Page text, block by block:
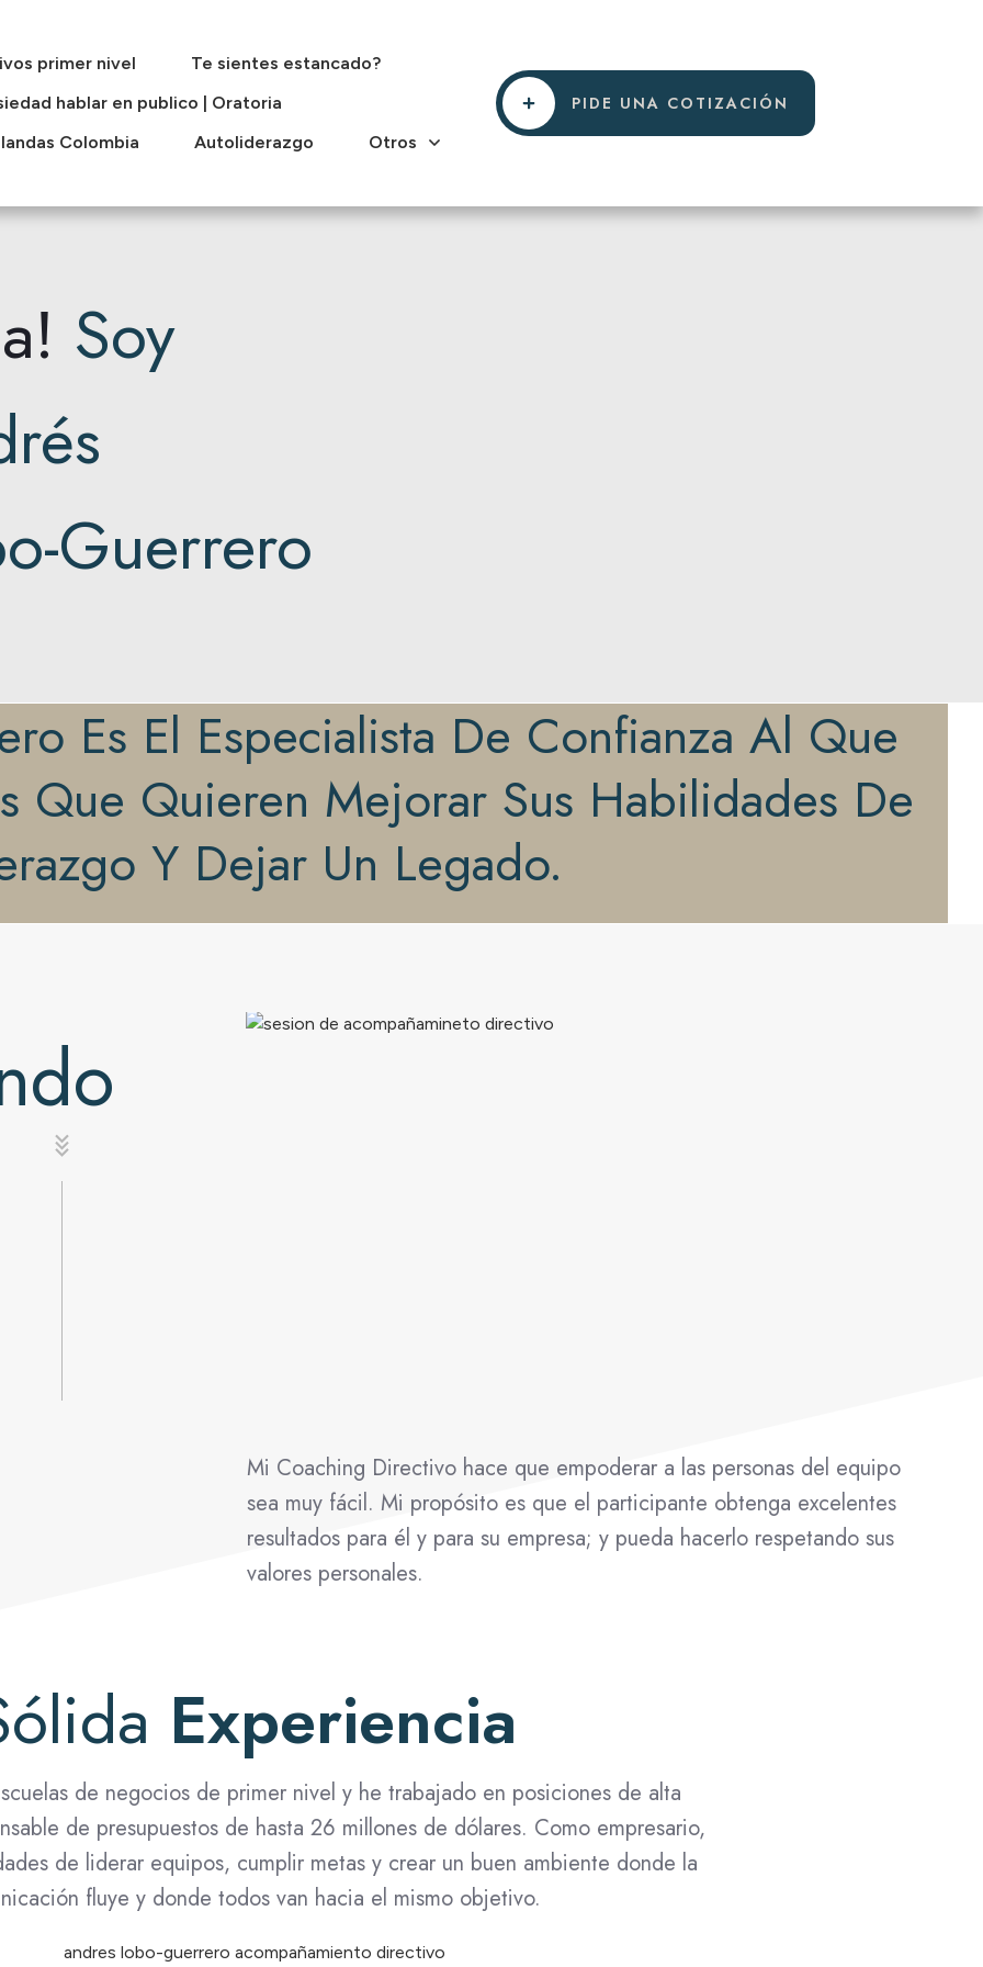
primer nivel
Te sientes estancado?
hablar en publico | Oratoria
Colombia
Autoliderazgo Otros
PIDE UNA COTIZACIÓN
Soy
Guerrero
Es El Especialista De Confianza Al Que
Que Quieren Mejorar Sus Habilidades De
Y Dejar Un Legado.
Mi Coaching Directivo hace que empoderar a las personas del equipo
sea muy fácil. Mi propósito es que el participante obtenga excelentes
resultados para él y para su empresa; y pueda hacerlo respetando sus
valores personales.
Experiencia
de negocios de primer nivel y he trabajado en posiciones de alta
de presupuestos de hasta 26 millones de dólares. Como empresario,
de liderar equipos, cumplir metas y crear un buen ambiente donde la
fluye y donde todos van hacia el mismo objetivo.